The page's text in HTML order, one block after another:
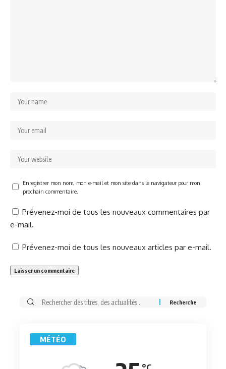
Enregistrer mon nom, mon e-mail et mon site dans le navigateur pour mon
prochain commentaire.
Prévenez-moi de tous les nouveaux commentaires par
e-mail.
Prévenez-moi de tous les nouveaux articles par e-mail.
Rechercher:
MÉTÉO